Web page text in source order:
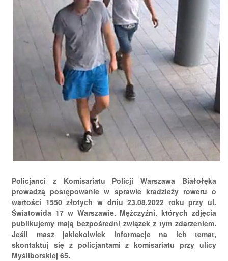
Policjanci z Komisariatu Policji Warszawa Białołęka
prowadzą postępowanie w sprawie kradzieży roweru o
wartości 1550 złotych w dniu 23.08.2022 roku przy ul.
Światowida 17 w Warszawie. Mężczyźni, których zdjęcia
publikujemy mają bezpośredni związek z tym zdarzeniem.
Jeśli masz jakiekolwiek informacje na ich temat,
skontaktuj się z policjantami z komisariatu przy ulicy
Myśliborskiej 65.